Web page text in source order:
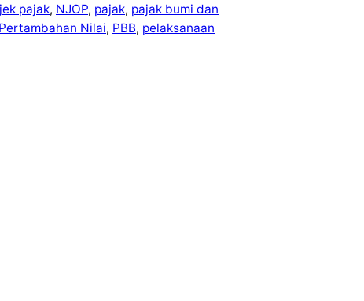
pajak, NJOP, pajak, pajak bumi dan
Nilai, PBB, pelaksanaan